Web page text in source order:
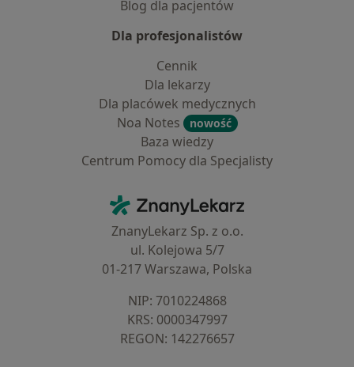
Blog dla pacjentów
Dla profesjonalistów
Cennik
Dla lekarzy
Dla placówek medycznych
Noa Notes
nowość
Baza wiedzy
Centrum Pomocy dla Specjalisty
ZnanyLekarz - Strona główna
ZnanyLekarz Sp. z o.o.
ul. Kolejowa 5/7
01-217 Warszawa, Polska
NIP: ⁠7010224868
KRS: ⁠0000347997
REGON: ⁠142276657